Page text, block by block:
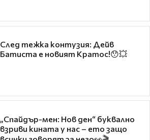
След тежка контузия: Дейв
Батиста е новият Кратос!😯💥
„Спайдър-мен: Нов ден“ буквално
взриви кината у нас – ето защо